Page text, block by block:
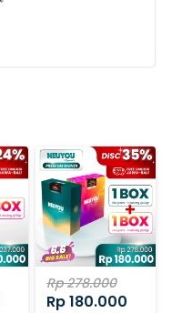
Rp 278.000
Rp 180.000